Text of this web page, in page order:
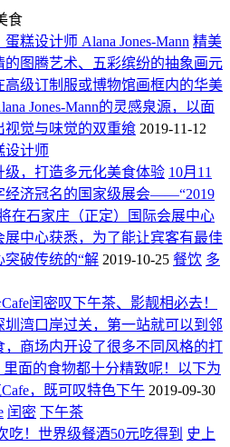
食
糕设计师 Alana Jones-Mann 精美
图腾艺术、五彩缤纷的抽象画元
级订制服或博物馆画框内的华美
Jones-Mann的灵感泉源，以面
视觉与味觉的双重飨 2019-11-12
设计师
，打造多元化美食体验 10月11
经济冠名的国家级展会——“2019
在石家庄（正定）国际会展中心
中心获悉，为了能让宾客有最佳
突破传统的“解 2019-10-25 餐饮 多
闰密叹下午茶、影靓相必去！
圳湾口岸过关，第一站就可以到邻
商场内开设了很多不同风格的打
面的食物都十分精致呢！以下为
，既可叹特色下午 2019-09-30
闰密 下午茶
吃！世界级餐酒50元吃得到 史上